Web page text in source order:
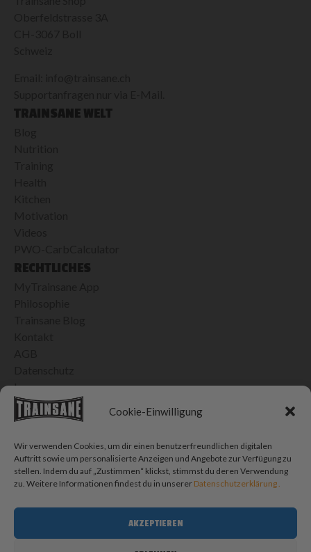
Cookie-Einwilligung
Wir verwenden Cookies, um dir einen benutzerfreundlichen digitalen
Auftritt sowie um personalisierte Anzeigen und Angebote zur Verfügung zu
stellen. Indem du auf „Zustimmen“ klickst, stimmst du deren Verwendung
zu. Weitere Informationen findest du in unserer Datenschutzerklärung .
AKZEPTIEREN
TRAINSANE WELT
RECHTLICHES
Impressum
24H VERSAND IN DER SCHWEIZ
Bis 15h bestellt, morgen geliefert
Kostenlose Lieferung ab CHF 100.- Einkauf
CHF 10.- Porto für Bestellungen < CHF 100.-
SOCIAL MEDIA